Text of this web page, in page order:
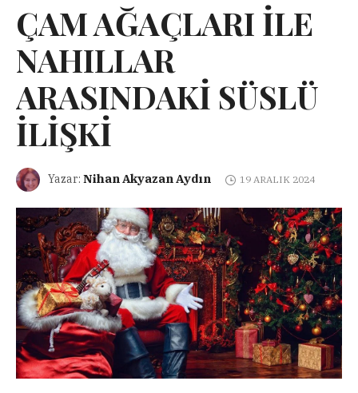
ÇAM AĞAÇLARI İLE
NAHILLAR
ARASINDAKİ SÜSLÜ
İLİŞKİ
Yazar: Nihan Akyazan Aydın 19 ARALIK 2024